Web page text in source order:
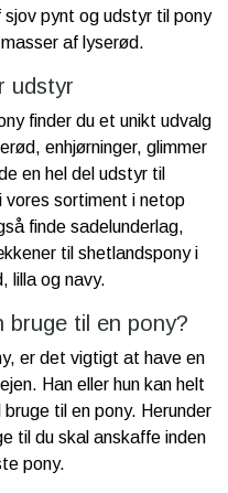
pynt og udstyr til pony
af lyserød.
udstyr
finder du et unikt udvalg
enhjørninger, glimmer
en hel del udstyr til
sortiment i netop
finde sadelunderlag,
til shetlandspony i
lilla og navy.
bruge til en pony?
er det vigtigt at have en
Han eller hun kan helt
til en pony. Herunder
til du skal anskaffe inden
pony.